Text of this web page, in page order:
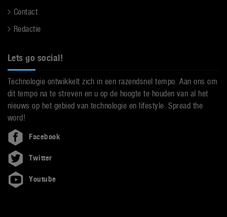
Contact
Redactie
Lets go social!
Technologie ontwikkelt zich in een razendsnel tempo. Aan ons om
dit tempo na te streven en u op de hoogte te houden van al het
nieuws op het gebied van technologie en lifestyle. Spread the
word!
Facebook
Twitter
Youtube